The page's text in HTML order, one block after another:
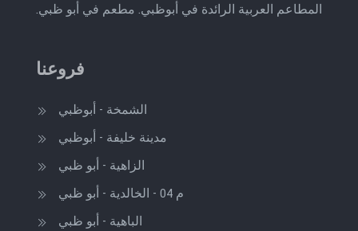
المطاعم العربية الرائدة في أبوظبي.مطعم في أبو ظبي.
فروعنا
الشمخة - أبوظبي
مدينة خليفة - أبوظبي
الزاهية - أبو ظبي
الباهية - أبو ظبي